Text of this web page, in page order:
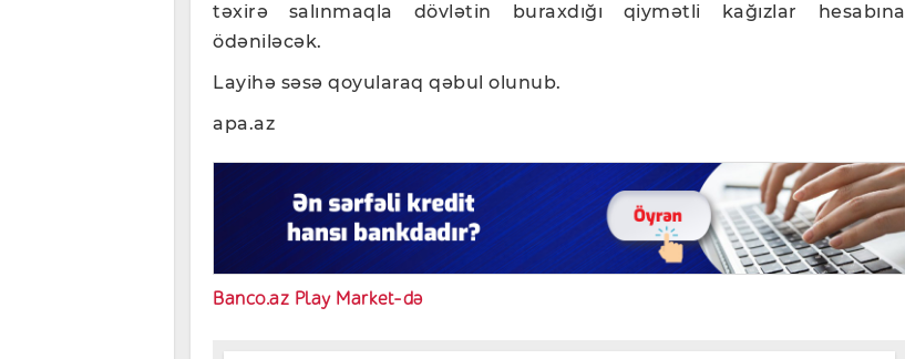
təxirə salınmaqla dövlətin buraxdığı qiymətli kağızlar hesabına
ödəniləcək.
Layihə səsə qoyularaq qəbul olunub.
apa.az
Banco.az Play Market-də